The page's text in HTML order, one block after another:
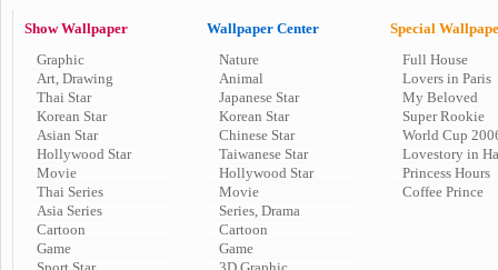
Show Wallpaper
Graphic
Art, Drawing
Thai Star
Korean Star
Asian Star
Hollywood Star
Movie
Thai Series
Asia Series
Cartoon
Game
Wallpaper Center
Nature
Animal
Japanese Star
Korean Star
Chinese Star
Taiwanese Star
Hollywood Star
Movie
Series, Drama
Cartoon
Game
Special
Full House
Lovers in Paris
My Beloved
Super Rookie
World Cup
Lovestory in
Princess Hours
Coffee Prince